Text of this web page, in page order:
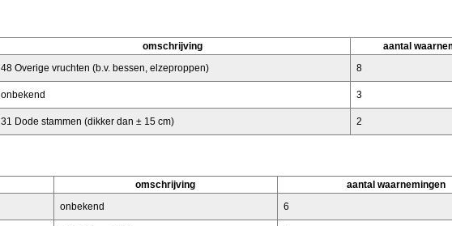
omschrijving
aantal
48 Overige vruchten (b.v. bessen, elzeproppen) 8
onbekend 3
31 Dode stammen (dikker dan ± 15 cm) 2
omschrijving
aantal waarnemingen
onbekend 6